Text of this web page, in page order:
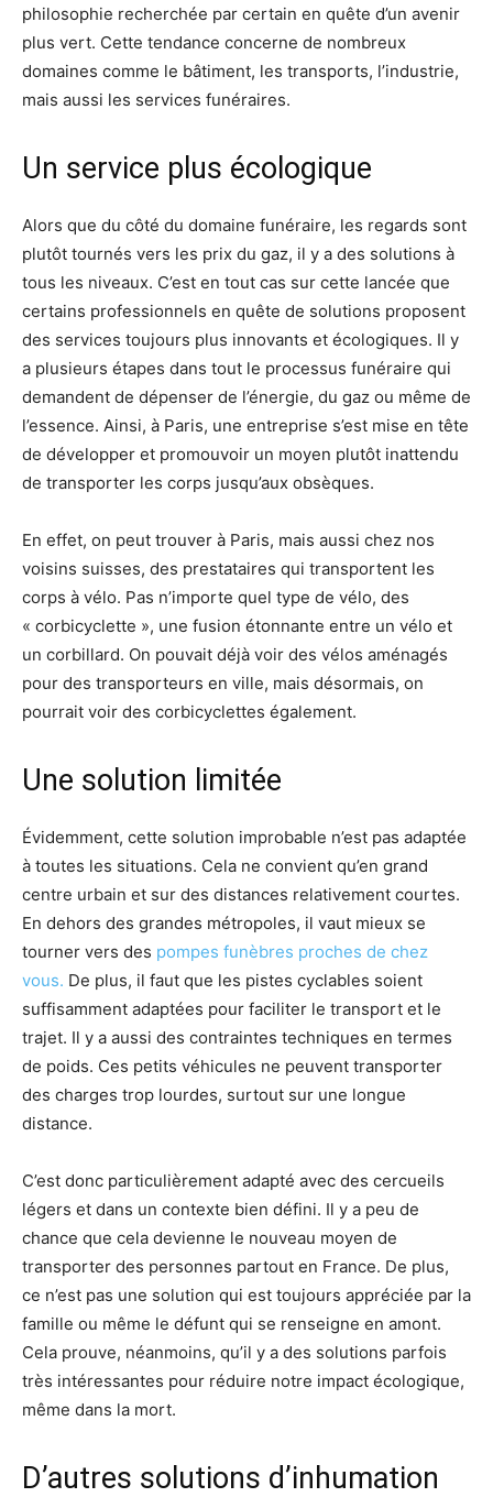
philosophie recherchée par certain en quête d’un avenir
plus vert. Cette tendance concerne de nombreux
domaines comme le bâtiment, les transports, l’industrie,
mais aussi les services funéraires.
Un service plus écologique
Alors que du côté du domaine funéraire, les regards sont
plutôt tournés vers les prix du gaz, il y a des solutions à
tous les niveaux. C’est en tout cas sur cette lancée que
certains professionnels en quête de solutions proposent
des services toujours plus innovants et écologiques. Il y
a plusieurs étapes dans tout le processus funéraire qui
demandent de dépenser de l’énergie, du gaz ou même de
l’essence. Ainsi, à Paris, une entreprise s’est mise en tête
de développer et promouvoir un moyen plutôt inattendu
de transporter les corps jusqu’aux obsèques.
En effet, on peut trouver à Paris, mais aussi chez nos
voisins suisses, des prestataires qui transportent les
corps à vélo. Pas n’importe quel type de vélo, des
« corbicyclette », une fusion étonnante entre un vélo et
un corbillard. On pouvait déjà voir des vélos aménagés
pour des transporteurs en ville, mais désormais, on
pourrait voir des corbicyclettes également.
Une solution limitée
Évidemment, cette solution improbable n’est pas adaptée
à toutes les situations. Cela ne convient qu’en grand
centre urbain et sur des distances relativement courtes.
En dehors des grandes métropoles, il vaut mieux se
tourner vers des pompes funèbres proches de chez
vous. De plus, il faut que les pistes cyclables soient
suffisamment adaptées pour faciliter le transport et le
trajet. Il y a aussi des contraintes techniques en termes
de poids. Ces petits véhicules ne peuvent transporter
des charges trop lourdes, surtout sur une longue
distance.
C’est donc particulièrement adapté avec des cercueils
légers et dans un contexte bien défini. Il y a peu de
chance que cela devienne le nouveau moyen de
transporter des personnes partout en France. De plus,
ce n’est pas une solution qui est toujours appréciée par la
famille ou même le défunt qui se renseigne en amont.
Cela prouve, néanmoins, qu’il y a des solutions parfois
très intéressantes pour réduire notre impact écologique,
même dans la mort.
D’autres solutions d’inhumation